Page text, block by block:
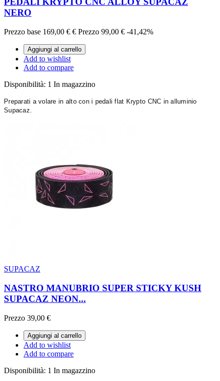
NERO
Prezzo base 169,00 € € Prezzo 99,00 € -41,42%
Aggiungi al carrello
Add to wishlist
Add to compare
Disponibilità: 1 In magazzino
Preparati a volare in alto con i pedali flat Krypto CNC in alluminio
Supacaz.
SUPACAZ
NASTRO MANUBRIO SUPER STICKY KUSH
SUPACAZ NEON...
Prezzo 39,00 €
Aggiungi al carrello
Add to wishlist
Add to compare
Disponibilità: 1 In magazzino